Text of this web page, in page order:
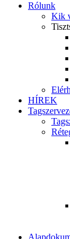
Rólunk
Kik
HÍREK